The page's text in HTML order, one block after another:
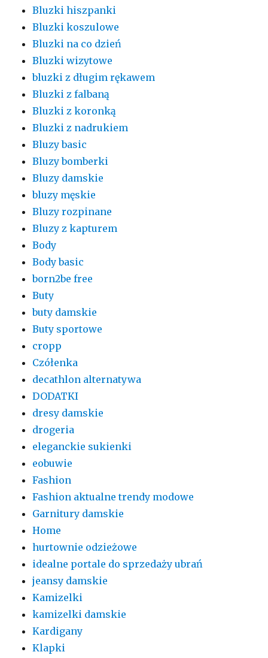
Bluzki hiszpanki
Bluzki koszulowe
Bluzki na co dzień
Bluzki wizytowe
bluzki z długim rękawem
Bluzki z falbaną
Bluzki z koronką
Bluzki z nadrukiem
Bluzy basic
Bluzy bomberki
Bluzy damskie
bluzy męskie
Bluzy rozpinane
Bluzy z kapturem
Body
Body basic
born2be free
Buty
buty damskie
Buty sportowe
cropp
Czółenka
decathlon alternatywa
DODATKI
dresy damskie
drogeria
eleganckie sukienki
eobuwie
Fashion
Fashion aktualne trendy modowe
Garnitury damskie
Home
hurtownie odzieżowe
idealne portale do sprzedaży ubrań
jeansy damskie
Kamizelki
kamizelki damskie
Kardigany
Klapki